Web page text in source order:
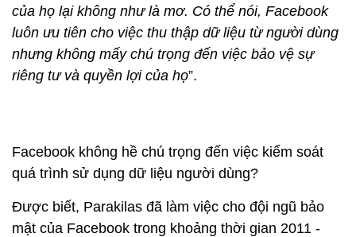
của họ lại không như là mơ. Có thể nói, Facebook
luôn ưu tiên cho việc thu thập dữ liệu từ người dùng
nhưng không mấy chú trọng đến việc bảo vệ sự
riêng tư và quyền lợi của họ”.
Facebook không hề chú trọng đến việc kiểm soát
quá trình sử dụng dữ liệu người dùng?
Được biết, Parakilas đã làm việc cho đội ngũ bảo
mật của Facebook trong khoảng thời gian 2011 -